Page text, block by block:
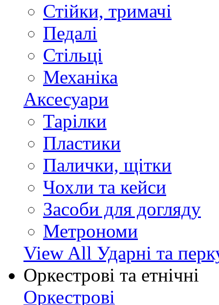
Стійки, тримачі
Педалі
Стільці
Механіка
Аксесуари
Тарілки
Пластики
Палички, щітки
Чохли та кейси
Засоби для догляду
Метрономи
View All Ударні та
Оркестрові та етнічні
Оркестрові